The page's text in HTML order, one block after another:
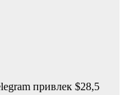
привлек $28,5